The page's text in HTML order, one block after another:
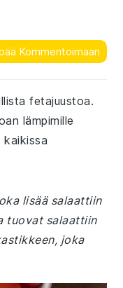
Kommentoimaan
fetajuustoa.
lämpimille
lisää salaattiin
tuovat salaattiin
joka